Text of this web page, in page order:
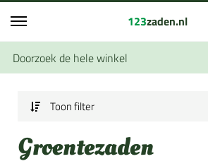
123zaden.nl
Toon filter
Groentezaden